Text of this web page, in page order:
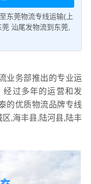
东莞物流专线运输(上
汕尾发物流到东莞,
业务部推出的专业运
经过多年的运营和发
的优质物流品牌专线
,海丰县,陆河县,陆丰